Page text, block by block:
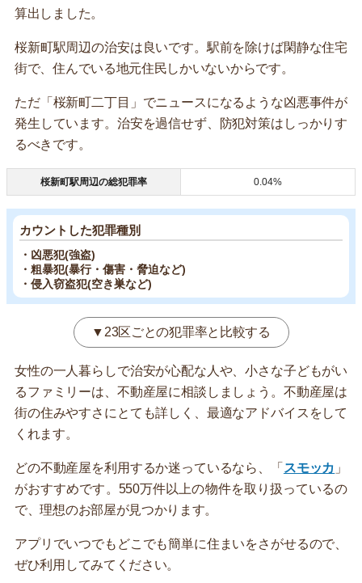
算出しました。
桜新町駅周辺の治安は良いです。駅前を除けば閑静な住宅
街で、住んでいる地元住民しかいないからです。
ただ「桜新町二丁目」でニュースになるような凶悪事件が
発生しています。治安を過信せず、防犯対策はしっかりす
るべきです。
桜新町駅周辺の総犯罪率 0.04%
カウントした犯罪種別
・凶悪犯(強盗)
・粗暴犯(暴行・傷害・脅迫など)
・侵入窃盗犯(空き巣など)
▼23区ごとの犯罪率と比較する
女性の一人暮らしで治安が心配な人や、小さな子どもがい
るファミリーは、不動産屋に相談しましょう。不動産屋は
街の住みやすさにとても詳しく、最適なアドバイスをして
くれます。
どの不動産屋を利用するか迷っているなら、「 スモッカ 」
がおすすめです。550万件以上の物件を取り扱っているの
で、理想のお部屋が見つかります。
アプリでいつでもどこでも簡単に住まいをさがせるので、
ぜひ利用してみてください。